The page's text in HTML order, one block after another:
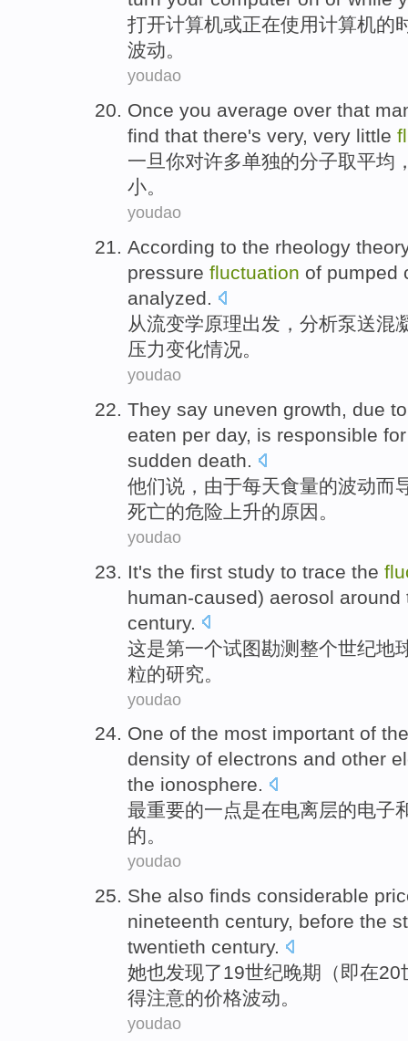
打开计算机或正在使用计算机的
波动。
youdao
Once you average over that
find that there's very, very little
一旦 你对许多单独的分子取平均
小。
youdao
According to the rheology theory
pressure fluctuation of pumped
analyzed.
从流变学原理出发 ， 分析泵送混
压力变化情况。
youdao
They say uneven growth, due
eaten per day, is responsible
sudden death.
他们说 ，由于每天食量的波动而
死亡的危险 上升的原因。
youdao
It's the first study to trace the
human-caused) aerosol around
century.
这是第一个试图勘测整个世纪地
粒的研究 。
youdao
One of the most important of
density of electrons and other
the ionosphere.
最重要的一点是在电离层的电子
的。
youdao
She also finds considerable
nineteenth century, before the
twentieth century.
她也发现了19世纪晚期（即在20
得注意的价格波动。
youdao